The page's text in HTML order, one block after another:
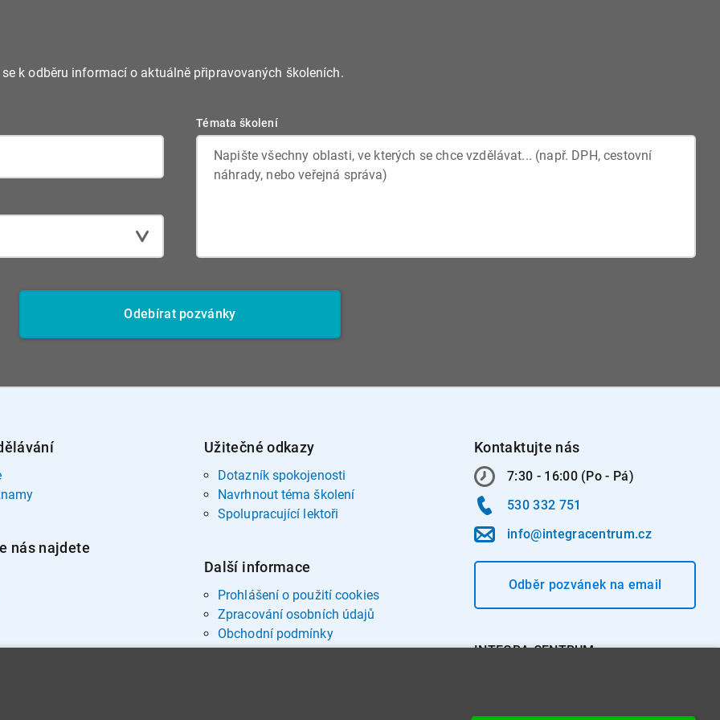
k odběru informací o aktuálně připravovaných školeních.
Témata školení
Odebírat pozvánky
nás najdete
Užitečné odkazy
Dotazník spokojenosti
Navrhnout téma školení
Spolupracující lektoři
Další informace
Prohlášení o použití cookies
Zpracování osobních údajů
Obchodní podmínky
Kontaktujte nás
7:30 - 16:00 (Po - Pá)
530 332 751
info@integracentrum.cz
Odběr pozvánek na email
INTEGRA CENTRUM s.r.o.